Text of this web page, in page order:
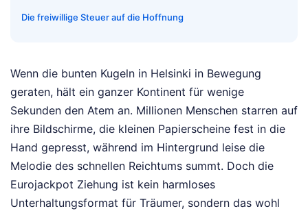
Die freiwillige Steuer auf die Hoffnung
Wenn die bunten Kugeln in Helsinki in Bewegung
geraten, hält ein ganzer Kontinent für wenige
Sekunden den Atem an. Millionen Menschen starren auf
ihre Bildschirme, die kleinen Papierscheine fest in die
Hand gepresst, während im Hintergrund leise die
Melodie des schnellen Reichtums summt. Doch die
Eurojackpot Ziehung ist kein harmloses
Unterhaltungsformat für Träumer, sondern das wohl